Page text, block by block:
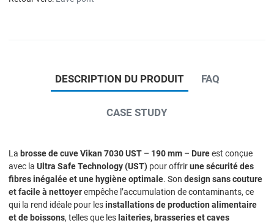
DESCRIPTION DU PRODUIT FAQ
CASE STUDY
La brosse de cuve Vikan 7030 UST – 190 mm – Dureest conçue
avec la Ultra Safe Technology (UST) pour offrirune sécurité des
fibres inégalée et une hygiène optimale. Son design sans couture
et facile à nettoyerempêche l’accumulation de contaminants, ce
qui la rend idéale pour lesinstallations de production alimentaire
et de boissons, telles que les laiteries, brasseries et caves